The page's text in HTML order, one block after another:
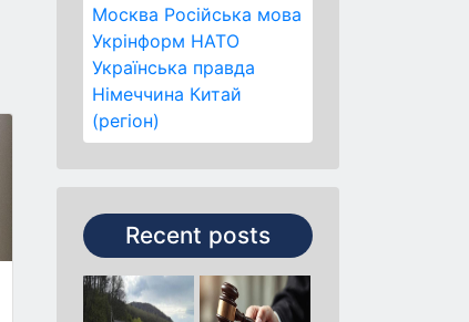
Москва Російська мова
Укрінформ НАТО
Українська правда
Німеччина Китай
(регіон)
Recent posts